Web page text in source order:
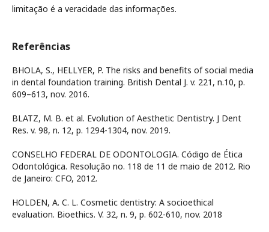
limitação é a veracidade das informações.
Referências
BHOLA, S., HELLYER, P. The risks and benefits of social media
in dental foundation training. British Dental J. v. 221, n.10, p.
609–613, nov. 2016.
BLATZ, M. B. et al. Evolution of Aesthetic Dentistry. J Dent
Res. v. 98, n. 12, p. 1294-1304, nov. 2019.
CONSELHO FEDERAL DE ODONTOLOGIA. Código de Ética
Odontológica. Resolução no. 118 de 11 de maio de 2012. Rio
de Janeiro: CFO, 2012.
HOLDEN, A. C. L. Cosmetic dentistry: A socioethical
evaluation. Bioethics. V. 32, n. 9, p. 602-610, nov. 2018